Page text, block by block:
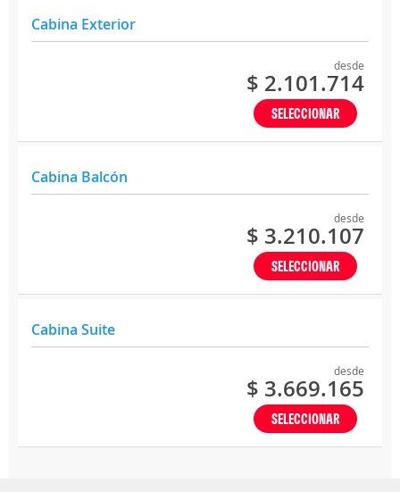
Cabina Exterior
desde
$ 2.101.714
SELECCIONAR
Cabina Balcón
desde
$ 3.210.107
SELECCIONAR
Cabina Suite
desde
$ 3.669.165
SELECCIONAR